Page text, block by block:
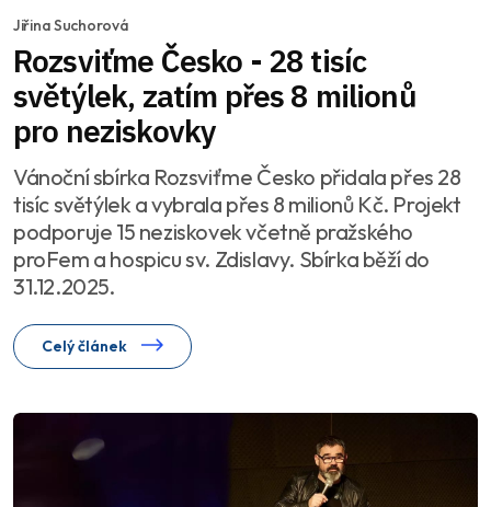
Jiřina Suchorová
Rozsviťme Česko - 28 tisíc
světýlek, zatím přes 8 milionů
pro neziskovky
Vánoční sbírka Rozsviťme Česko přidala přes 28
tisíc světýlek a vybrala přes 8 milionů Kč. Projekt
podporuje 15 neziskovek včetně pražského
proFem a hospicu sv. Zdislavy. Sbírka běží do
31.12.2025.
Celý článek